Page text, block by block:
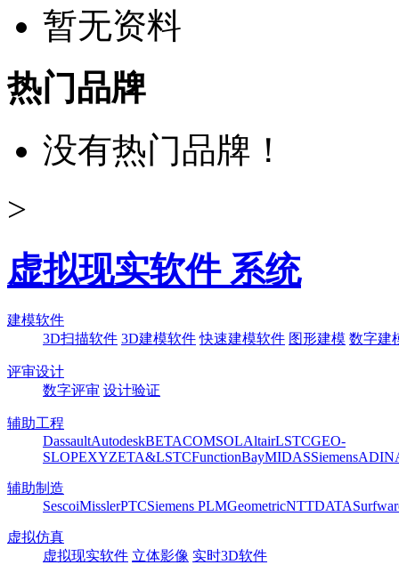
暂无资料
热门品牌
没有热门品牌！
>
虚拟现实软件 系统
建模软件
3D扫描软件 3D建模软件 快速建模软件 图形建模 数字建
评审设计
数字评审 设计验证
辅助工程
DassaultAutodeskBETACOMSOLAltairLSTCGEO-
SLOPEXYZETA&LSTCFunctionBayMIDASSiemens
辅助制造
SescoiMisslerPTCSiemens PLMGeometricNTTDATA
虚拟仿真
虚拟现实软件 立体影像 实时3D软件